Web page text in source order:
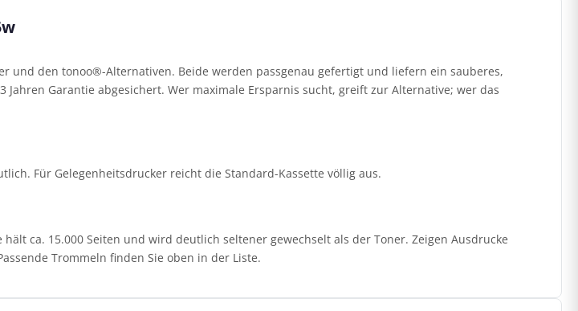
und den tonoo®-Alternativen. Beide werden passgenau gefertigt und liefern ein sauberes,
Garantie abgesichert. Wer maximale Ersparnis sucht, greift zur Alternative; wer das
Für Gelegenheitsdrucker reicht die Standard-Kassette völlig aus.
ca. 15.000 Seiten und wird deutlich seltener gewechselt als der Toner. Zeigen Ausdrucke
Trommeln finden Sie oben in der Liste.